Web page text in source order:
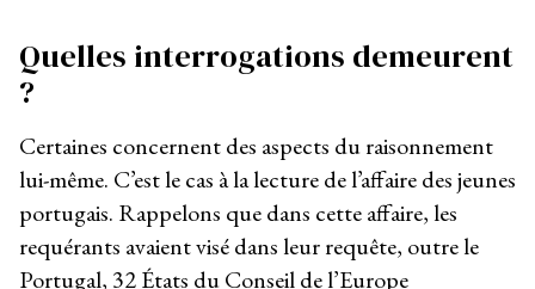
Quelles interrogations demeurent
?
Certaines concernent des aspects du raisonnement
lui-même. C’est le cas à la lecture de l’affaire des jeunes
portugais. Rappelons que dans cette affaire, les
requérants avaient visé dans leur requête, outre le
Portugal, 32 États du Conseil de l’Europe